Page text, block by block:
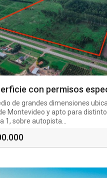
con permisos
de grandes dimensiones
Montevideo y apto para
1, sobre autopista...